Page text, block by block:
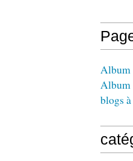
Album
Album
blogs